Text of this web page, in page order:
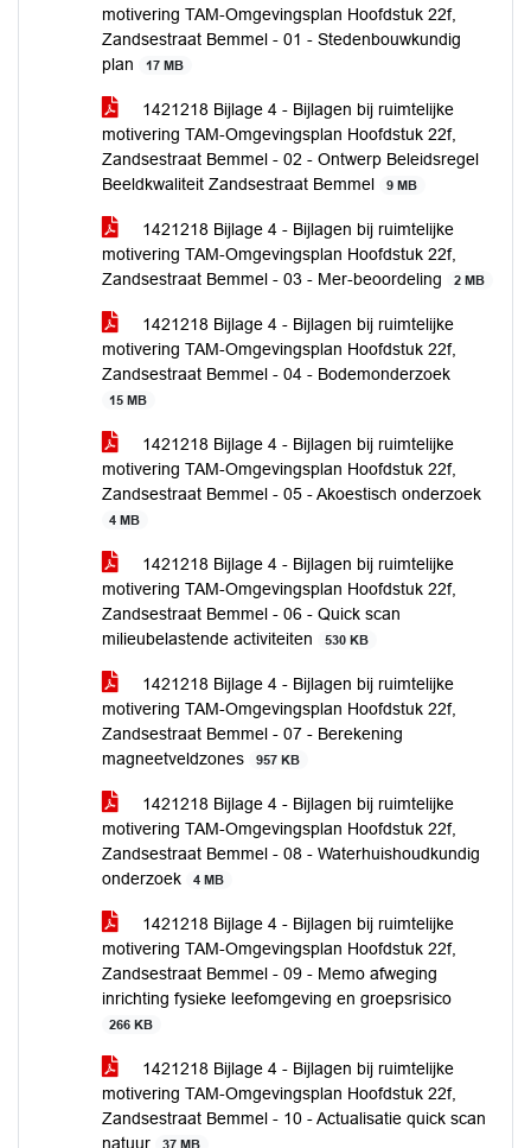
motivering TAM-Omgevingsplan Hoofdstuk 22f,
Zandsestraat Bemmel - 01 - Stedenbouwkundig
plan
17 MB
1421218 Bijlage 4 - Bijlagen bij ruimtelijke
motivering TAM-Omgevingsplan Hoofdstuk 22f,
Zandsestraat Bemmel - 02 - Ontwerp Beleidsregel
Beeldkwaliteit Zandsestraat Bemmel
9 MB
1421218 Bijlage 4 - Bijlagen bij ruimtelijke
motivering TAM-Omgevingsplan Hoofdstuk 22f,
Zandsestraat Bemmel - 03 - Mer-beoordeling
2 MB
1421218 Bijlage 4 - Bijlagen bij ruimtelijke
motivering TAM-Omgevingsplan Hoofdstuk 22f,
Zandsestraat Bemmel - 04 - Bodemonderzoek
15 MB
1421218 Bijlage 4 - Bijlagen bij ruimtelijke
motivering TAM-Omgevingsplan Hoofdstuk 22f,
Zandsestraat Bemmel - 05 - Akoestisch onderzoek
4 MB
1421218 Bijlage 4 - Bijlagen bij ruimtelijke
motivering TAM-Omgevingsplan Hoofdstuk 22f,
Zandsestraat Bemmel - 06 - Quick scan
milieubelastende activiteiten
530 KB
1421218 Bijlage 4 - Bijlagen bij ruimtelijke
motivering TAM-Omgevingsplan Hoofdstuk 22f,
Zandsestraat Bemmel - 07 - Berekening
magneetveldzones
957 KB
1421218 Bijlage 4 - Bijlagen bij ruimtelijke
motivering TAM-Omgevingsplan Hoofdstuk 22f,
Zandsestraat Bemmel - 08 - Waterhuishoudkundig
onderzoek
4 MB
1421218 Bijlage 4 - Bijlagen bij ruimtelijke
motivering TAM-Omgevingsplan Hoofdstuk 22f,
Zandsestraat Bemmel - 09 - Memo afweging
inrichting fysieke leefomgeving en groepsrisico
266 KB
1421218 Bijlage 4 - Bijlagen bij ruimtelijke
motivering TAM-Omgevingsplan Hoofdstuk 22f,
Zandsestraat Bemmel - 10 - Actualisatie quick scan
natuur
37 MB